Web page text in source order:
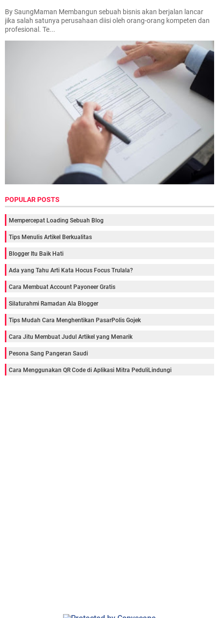
By SaungMaman Membangun sebuah bisnis akan berjalan lancar
jika salah satunya perusahaan diisi oleh orang-orang kompeten dan
profesional. Te...
POPULAR POSTS
Mempercepat Loading Sebuah Blog
Tips Menulis Artikel Berkualitas
Blogger Itu Baik Hati
Ada yang Tahu Arti Kata Hocus Focus Trulala?
Cara Membuat Account Payoneer Gratis
Silaturahmi Ramadan Ala Blogger
Tips Mudah Cara Menghentikan PasarPolis Gojek
Cara Jitu Membuat Judul Artikel yang Menarik
Pesona Sang Pangeran Saudi
Cara Menggunakan QR Code di Aplikasi Mitra PeduliLindungi